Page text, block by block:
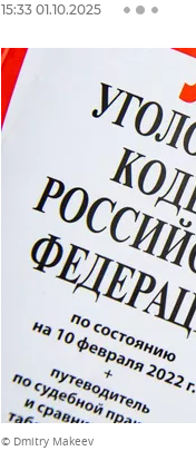
15:33 01.10.2025
© Dmitry Makeev